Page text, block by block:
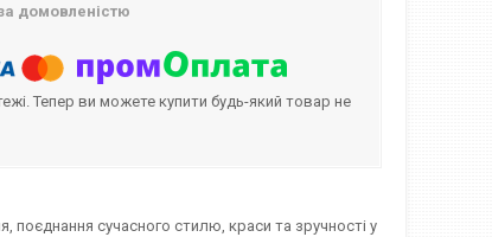
домовленістю
Тепер ви можете купити будь-який товар не
поєднання сучасного стилю, краси та зручності у